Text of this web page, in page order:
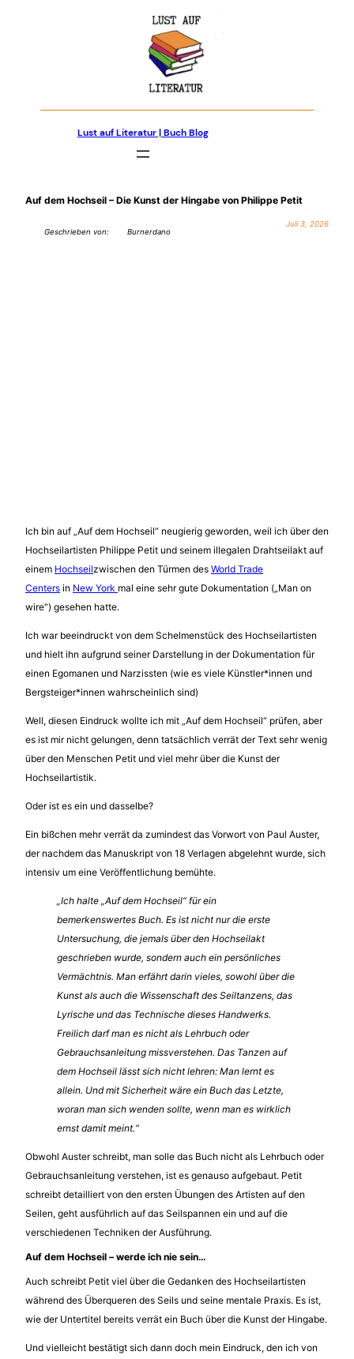
Lust auf Literatur | Buch Blog
Auf dem Hochseil – Die Kunst der Hingabe von Philippe Petit
Geschrieben von: Burnerdano
Juli 3, 2026
Ich bin auf „Auf dem Hochseil“ neugierig geworden, weil ich über den
Hochseilartisten Philippe Petit und seinem illegalen Drahtseilakt auf
einem Hochseilzwischen den Türmen des World Trade
Centers in New York mal eine sehr gute Dokumentation („Man on
wire“) gesehen hatte.
Ich war beeindruckt von dem Schelmenstück des Hochseilartisten
und hielt ihn aufgrund seiner Darstellung in der Dokumentation für
einen Egomanen und Narzissten (wie es viele Künstler*innen und
Bergsteiger*innen wahrscheinlich sind)
Well, diesen Eindruck wollte ich mit „Auf dem Hochseil“ prüfen, aber
es ist mir nicht gelungen, denn tatsächlich verrät der Text sehr wenig
über den Menschen Petit und viel mehr über die Kunst der
Hochseilartistik.
Oder ist es ein und dasselbe?
Ein bißchen mehr verrät da zumindest das Vorwort von Paul Auster,
der nachdem das Manuskript von 18 Verlagen abgelehnt wurde, sich
intensiv um eine Veröffentlichung bemühte.
„Ich halte „Auf dem Hochseil“ für ein
bemerkenswertes Buch. Es ist nicht nur die erste
Untersuchung, die jemals über den Hochseilakt
geschrieben wurde, sondern auch ein persönliches
Vermächtnis. Man erfährt darin vieles, sowohl über die
Kunst als auch die Wissenschaft des Seiltanzens, das
Lyrische und das Technische dieses Handwerks.
Freilich darf man es nicht als Lehrbuch oder
Gebrauchsanleitung missverstehen. Das Tanzen auf
dem Hochseil lässt sich nicht lehren: Man lernt es
allein. Und mit Sicherheit wäre ein Buch das Letzte,
woran man sich wenden sollte, wenn man es wirklich
ernst damit meint.“
Obwohl Auster schreibt, man solle das Buch nicht als Lehrbuch oder
Gebrauchsanleitung verstehen, ist es genauso aufgebaut. Petit
schreibt detailliert von den ersten Übungen des Artisten auf den
Seilen, geht ausführlich auf das Seilspannen ein und auf die
verschiedenen Techniken der Ausführung.
Auf dem Hochseil – werde ich nie sein…
Auch schreibt Petit viel über die Gedanken des Hochseilartisten
während des Überqueren des Seils und seine mentale Praxis. Es ist,
wie der Untertitel bereits verrät ein Buch über die Kunst der Hingabe.
Und vielleicht bestätigt sich dann doch mein Eindruck, den ich von